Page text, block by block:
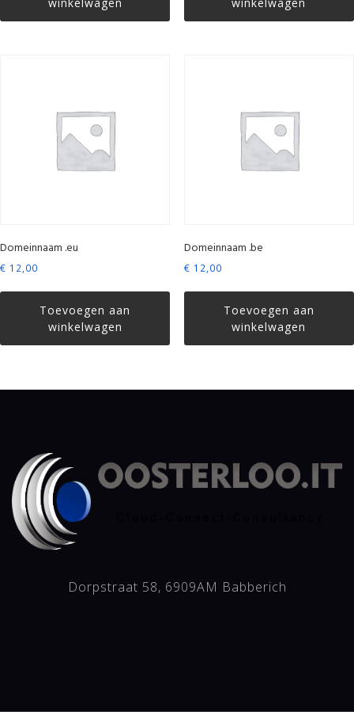
Domeinnaam .eu
€ 12,00
Toevoegen aan
winkelwagen
Domeinnaam .be
€ 12,00
Toevoegen aan
winkelwagen
Dorpstraat 58, 6909AM Babberich